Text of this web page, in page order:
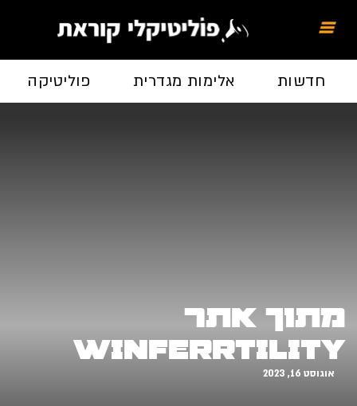
חדשות אלימות מגדרית פוליטיקה
מתוך אתר
winferrtility
אוגוסט 16, 2023